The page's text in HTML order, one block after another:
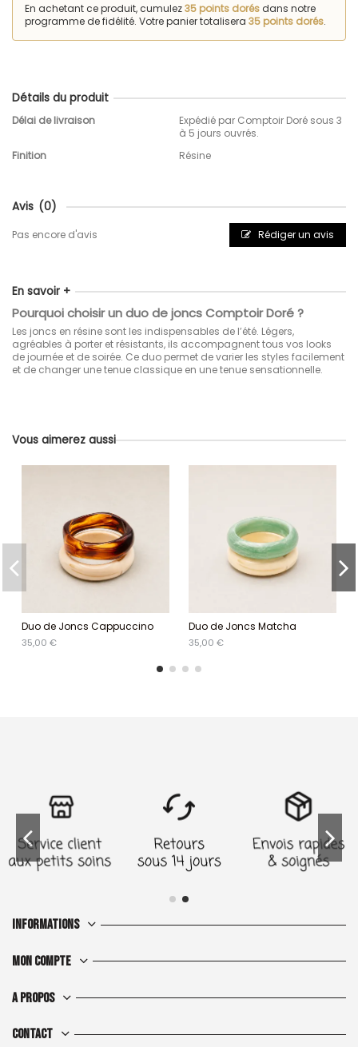
En achetant ce produit, cumulez35 points dorésdans notre
programme de fidélité. Votre panier totalisera 35 points dorés.
Détails du produit
Délai de livraison
Expédié par Comptoir Doré sous 3
à 5 jours ouvrés.
Finition
Résine
Avis (0)
Pas encore d'avis Rédiger un avis
En savoir +
Pourquoi choisir un duo de joncs Comptoir Doré ?
Les joncs en résine sont les indispensables de l’été. Légers,
agréables à porter et résistants, ils accompagnent tous vos looks
de journée et de soirée. Ce duo permet de varier les styles facilement
et de changer une tenue classique en une tenue sensationnelle.
Vous aimerez aussi
Duo de Joncs Cappuccino
35,00 €
Duo de Joncs Matcha
35,00 €
Informations
Mon compte
A propos
Contact